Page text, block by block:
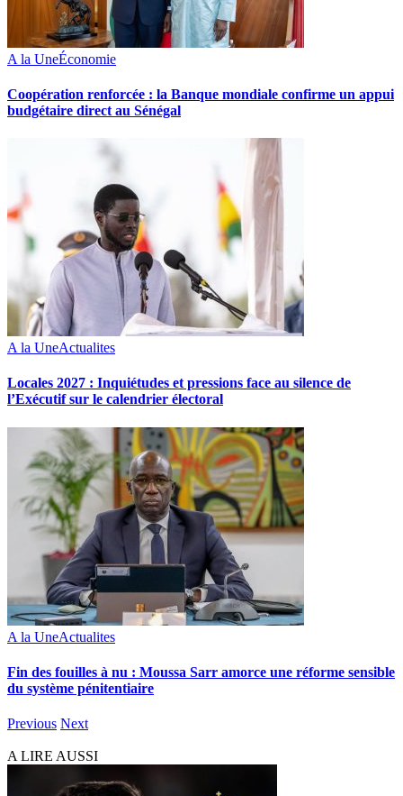
A la UneÉconomie
Coopération renforcée : la Banque mondiale confirme un appui
budgétaire direct au Sénégal
A la UneActualites
Locales 2027 : Inquiétudes et pressions face au silence de
l’Exécutif sur le calendrier électoral
A la UneActualites
Fin des fouilles à nu : Moussa Sarr amorce une réforme sensible
du système pénitentiaire
Previous Next
A LIRE AUSSI